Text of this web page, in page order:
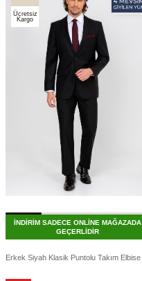
Ücretsiz
Kargo
İNDİRİM SADECE ONLİNE MAĞAZADA
GEÇERLİDİR
Erkek Siyah Klasik Puntolu Takım Elbise